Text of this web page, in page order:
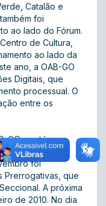
Catalão e
foi
ao lado do Fórum.
de Cultura,
ao lado da
ano, a OAB-GO
Digitais, que
processual. O
entre os
GO mantém um
prerrogativas
foi
Prerrogativas, que
A próxima
de 2010. No dia